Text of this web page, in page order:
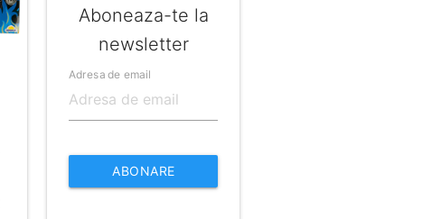
Aboneaza-te la
newsletter
Adresa de email
ABONARE